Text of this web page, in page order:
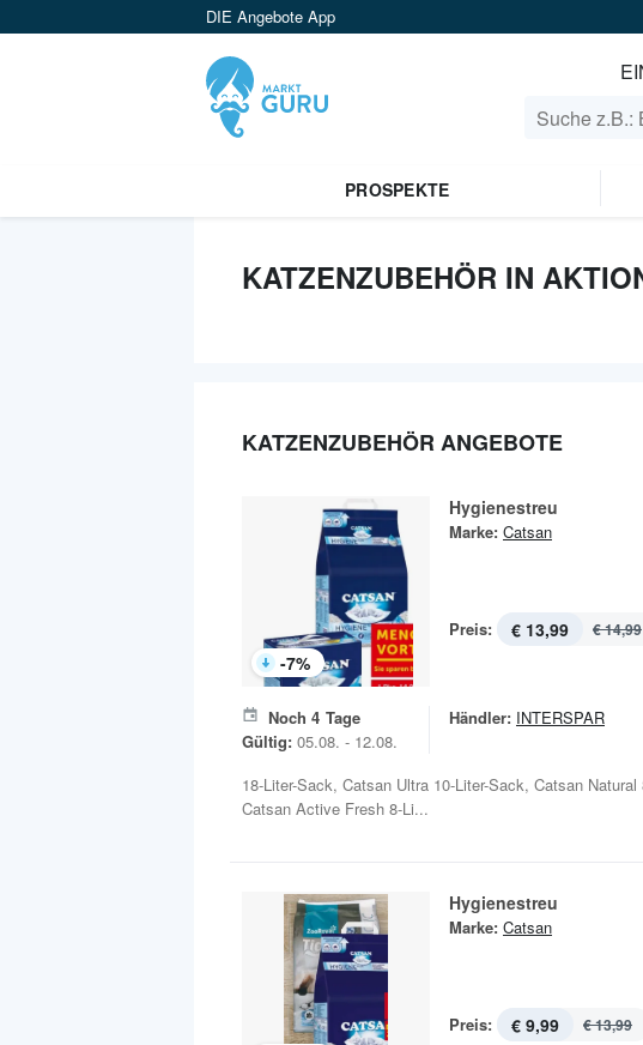
DIE Angebote App
PROSPEKTE
KATZENZUBEHÖR IN
KATZENZUBEHÖR ANGEBOTE
-7%
Hygienestreu
Marke: Catsan
Preis: € 13,99 € 14,99
Noch 4 Tage
Gültig: 05.08. - 12.08.
Händler: INTERSPAR
18-Liter-Sack, Catsan Ultra 10-Liter-Sack, Catsan Natural
Catsan Active Fresh 8-Li...
Hygienestreu
Marke: Catsan
Preis: € 9,99 € 13,99